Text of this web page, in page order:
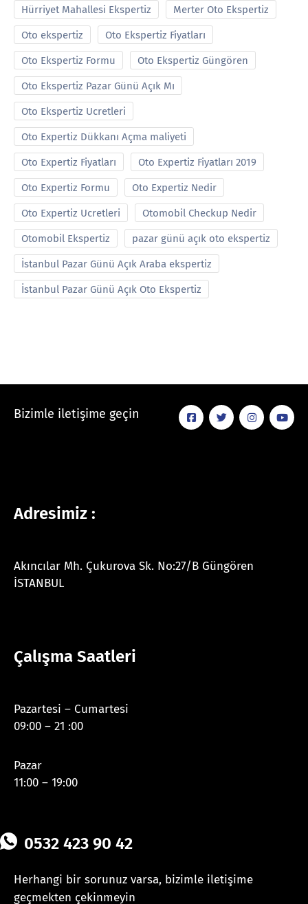
Hürriyet Mahallesi Ekspertiz Merter Oto Ekspertiz
Oto ekspertiz Oto Ekspertiz Fiyatları
Oto Ekspertiz Formu Oto Ekspertiz Güngören
Oto Ekspertiz Pazar Günü Açık Mı
Oto Ekspertiz Ucretleri
Oto Expertiz Dükkanı Açma maliyeti
Oto Expertiz Fiyatları Oto Expertiz Fiyatları 2019
Oto Expertiz Formu Oto Expertiz Nedir
Oto Expertiz Ucretleri Otomobil Checkup Nedir
Otomobil Ekspertiz pazar günü açık oto ekspertiz
İstanbul Pazar Günü Açık Araba ekspertiz
İstanbul Pazar Günü Açık Oto Ekspertiz
Bizimle iletişime geçin
Adresimiz :
Akıncılar Mh. Çukurova Sk. No:27/B Güngören
İSTANBUL
Çalışma Saatleri
Pazartesi – Cumartesi
09:00 – 21 :00
Pazar
11:00 – 19:00
0532 423 90 42
Herhangi bir sorunuz varsa, bizimle iletişime
geçmekten çekinmeyin